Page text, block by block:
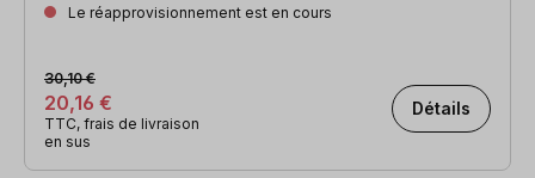
Le réapprovisionnement est en cours
20,16 €
30,10 €
TTC, frais de livraison
en sus
Détails